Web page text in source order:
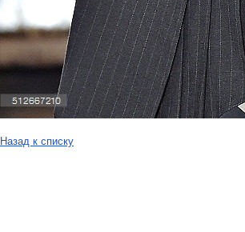
Назад к списку